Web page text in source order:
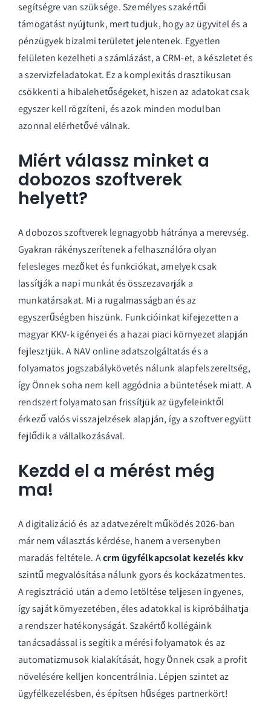
segítségre van szüksége. Személyes szakértői
támogatást nyújtunk, mert tudjuk, hogy az ügyvitel és a
pénzügyek bizalmi területet jelentenek. Egyetlen
felületen kezelheti a számlázást, a CRM-et, a készletet és
a szervizfeladatokat. Ez a komplexitás drasztikusan
csökkenti a hibalehetőségeket, hiszen az adatokat csak
egyszer kell rögzíteni, és azok minden modulban
azonnal elérhetővé válnak.
Miért válassz minket a
dobozos szoftverek
helyett?
A dobozos szoftverek legnagyobb hátránya a merevség.
Gyakran rákényszerítenek a felhasználóra olyan
felesleges mezőket és funkciókat, amelyek csak
lassítják a napi munkát és összezavarják a
munkatársakat. Mi a rugalmasságban és az
egyszerűségben hiszünk. Funkcióinkat kifejezetten a
magyar KKV-k igényei és a hazai piaci környezet alapján
fejlesztjük. A NAV online adatszolgáltatás és a
folyamatos jogszabálykövetés nálunk alapfelszereltség,
így Önnek soha nem kell aggódnia a büntetések miatt. A
rendszert folyamatosan frissítjük az ügyfeleinktől
érkező valós visszajelzések alapján, így a szoftver együtt
fejlődik a vállalkozásával.
Kezdd el a mérést még
ma!
A digitalizáció és az adatvezérelt működés 2026-ban
már nem választás kérdése, hanem a versenyben
maradás feltétele. Acrm ügyfélkapcsolat kezelés kkv
szintű megvalósítása nálunk gyors és kockázatmentes.
A regisztráció után ademo letöltéseteljesen ingyenes,
így saját környezetében, éles adatokkal is kipróbálhatja
a rendszer hatékonyságát. Szakértő kollégáink
tanácsadással is segítik a mérési folyamatok és az
automatizmusok kialakítását, hogy Önnek csak a profit
növelésére kelljen koncentrálnia. Lépjen szintet az
ügyfélkezelésben, és építsen hűséges partnerkört!